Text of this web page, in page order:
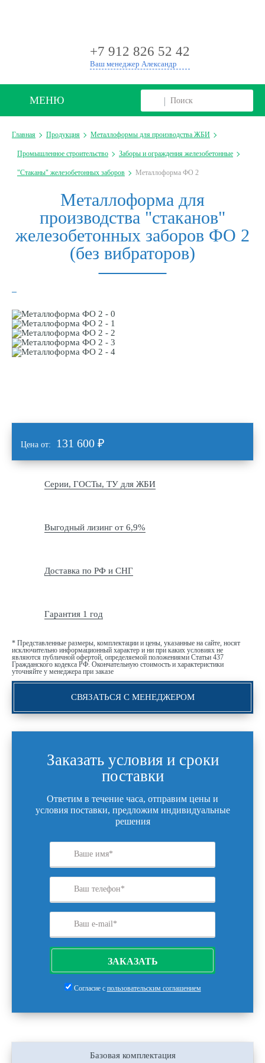
+7 912 826 52 42
Ваш менеджер Александр
МЕНЮ
Главная Продукция Металлоформы для производства ЖБИ
Промышленное строительство Заборы и ограждения железобетонные
"Стаканы" железобетонных заборов Металлоформа ФО 2
Металлоформа для
производства "стаканов"
железобетонных заборов ФО 2
(без вибраторов)
Цена от: 131 600 ₽
Серии, ГОСТы, ТУ для ЖБИ
Выгодный лизинг от 6,9%
Доставка по РФ и СНГ
Гарантия 1 год
* Представленные размеры, комплектации и цены, указанные на сайте, носят
исключительно информационный характер и ни при каких условиях не
являются публичной офертой, определяемой положениями Статьи 437
Гражданского кодекса РФ. Окончательную стоимость и характеристики
уточняйте у менеджера при заказе
СВЯЗАТЬСЯ С МЕНЕДЖЕРОМ
Заказать условия и сроки
поставки
Ответим в течение часа, отправим цены и
условия поставки, предложим индивидуальные
решения
ЗАКАЗАТЬ
Согласие с пользовательским соглашением
Базовая комплектация